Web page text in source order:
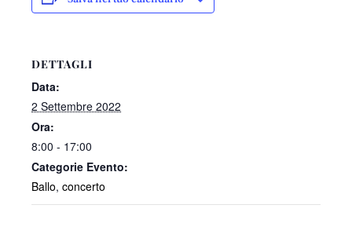
DETTAGLI
Data:
2 Settembre 2022
Ora:
8:00 - 17:00
Categorie Evento:
Ballo, concerto